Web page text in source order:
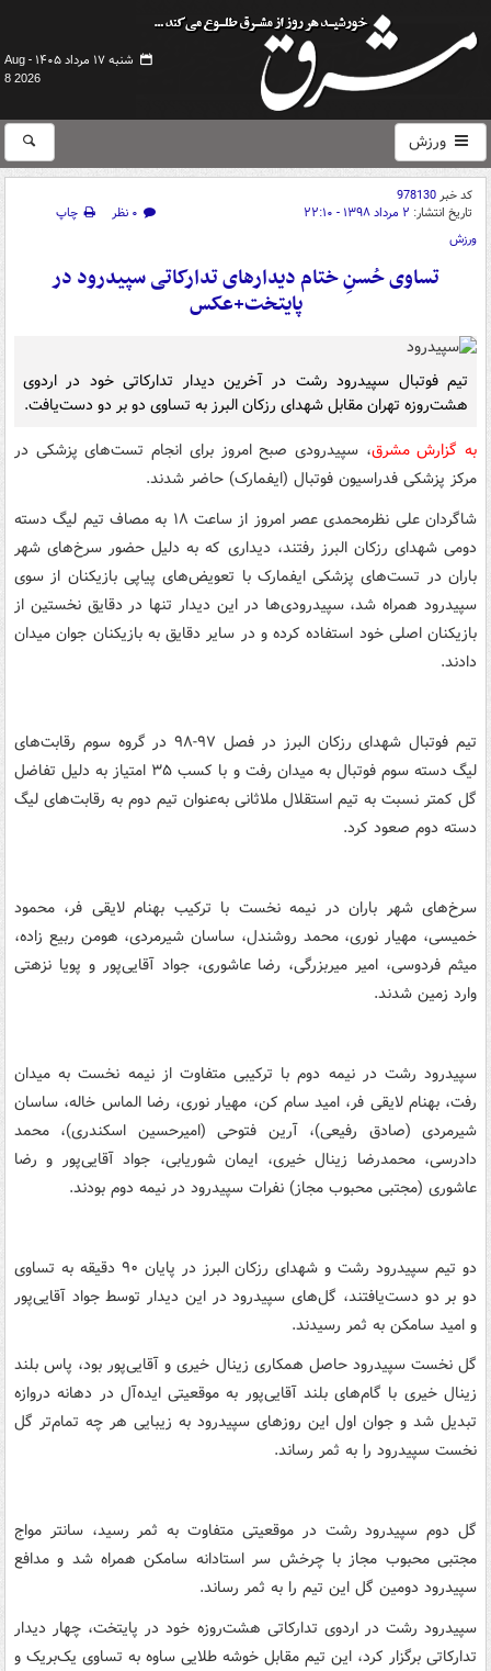
شنبه ۱۷ مرداد ۱۴۰۵ -
Aug
8 2026
ورزش
کد خبر978130
تاریخ انتشار: ۲ مرداد ۱۳۹۸ - ۲۲:۱۰ ۰ نظر
چاپ
ورزش
تساوی حُسنِ ختام دیدارهای تدارکاتی سپیدرود در
پایتخت+عکس
تیم فوتبال سپیدرود رشت در آخرین دیدار تدارکاتی خود در اردوی
هشت‌روزه تهران مقابل شهدای رزکان البرز به تساوی دو بر دو دست‌یافت.
به گزارش مشرق، سپیدرودی صبح امروز برای انجام تست‌های پزشکی در
مرکز پزشکی فدراسیون فوتبال (ایفمارک) حاضر شدند.
شاگردان علی نظرمحمدی عصر امروز از ساعت ۱۸ به مصاف تیم لیگ دسته
دومی شهدای رزکان البرز رفتند، دیداری که به دلیل حضور سرخ‌های شهر
باران در تست‌های پزشکی ایفمارک با تعویض‌های پیاپی بازیکنان از سوی
سپیدرود همراه شد، سپیدرودی‌ها در این دیدار تنها در دقایق نخستین از
بازیکنان اصلی خود استفاده کرده و در سایر دقایق به بازیکنان جوان میدان
دادند.
تیم فوتبال شهدای رزکان البرز در فصل ۹۷-۹۸ در گروه سوم رقابت‌های
لیگ دسته سوم فوتبال به میدان رفت و با کسب ۳۵ امتیاز به دلیل تفاضل
گل کمتر نسبت به تیم استقلال ملاثانی به‌عنوان تیم دوم به رقابت‌های لیگ
دسته دوم صعود کرد.
سرخ‌های شهر باران در نیمه نخست با ترکیب بهنام لایقی فر، محمود
خمیسی، مهیار نوری، محمد روشندل، ساسان شیرمردی، هومن ربیع زاده،
میثم فردوسی، امیر میربزرگی، رضا عاشوری، جواد آقایی‌پور و پویا نزهتی
وارد زمین شدند.
سپیدرود رشت در نیمه دوم با ترکیبی متفاوت از نیمه نخست به میدان
رفت، بهنام لایقی فر، امید سام کن، مهیار نوری، رضا الماس خاله، ساسان
شیرمردی (صادق رفیعی)، آرین فتوحی (امیرحسین اسکندری)، محمد
دادرسی، محمدرضا زینال خیری، ایمان شوریابی، جواد آقایی‌پور و رضا
عاشوری (مجتبی محبوب مجاز) نفرات سپیدرود در نیمه دوم بودند.
دو تیم سپیدرود رشت و شهدای رزکان البرز در پایان ۹۰ دقیقه به تساوی
دو بر دو دست‌یافتند، گل‌های سپیدرود در این دیدار توسط جواد آقایی‌پور
و امید سامکن به ثمر رسیدند.
گل نخست سپیدرود حاصل همکاری زینال خیری و آقایی‌پور بود، پاس بلند
زینال خیری با گام‌های بلند آقایی‌پور به موقعیتی ایده‌آل در دهانه دروازه
تبدیل شد و جوان اول این روزهای سپیدرود به زیبایی هر چه تمام‌تر گل
نخست سپیدرود را به ثمر رساند.
گل دوم سپیدرود رشت در موقعیتی متفاوت به ثمر رسید، سانتر مواج
مجتبی محبوب مجاز با چرخش سر استادانه سامکن همراه شد و مدافع
سپیدرود دومین گل این تیم را به ثمر رساند.
سپیدرود رشت در اردوی تدارکاتی هشت‌روزه خود در پایتخت، چهار دیدار
تدارکاتی برگزار کرد، این تیم مقابل خوشه طلایی ساوه به تساوی یک‌بریک و